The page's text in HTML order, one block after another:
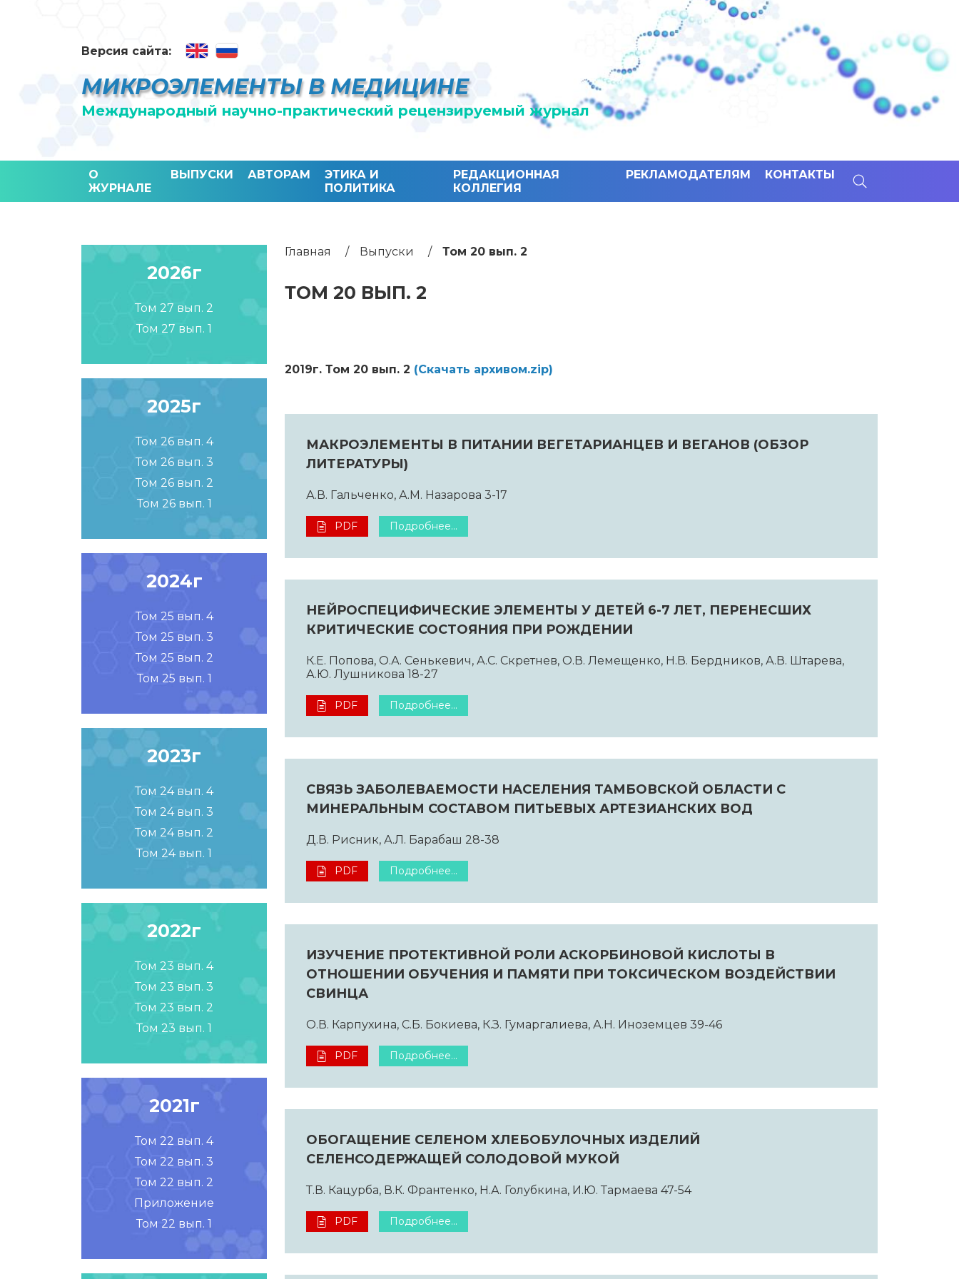
Версия сайта:
МИКРОЭЛЕМЕНТЫ В МЕДИЦИНЕ
Международный научно-практический рецензируемый журнал
О
ЖУРНАЛЕ
ВЫПУСКИ АВТОРАМ
ЭТИКА И
ПОЛИТИКА
РЕДАКЦИОННАЯ
КОЛЛЕГИЯ
РЕКЛАМОДАТЕЛЯМ КОНТАКТЫ
2026г
Том 27 вып. 2
Том 27 вып. 1
2025г
Том 26 вып. 4
Том 26 вып. 3
Том 26 вып. 2
Том 26 вып. 1
2024г
Том 25 вып. 4
Том 25 вып. 3
Том 25 вып. 2
Том 25 вып. 1
2023г
Том 24 вып. 4
Том 24 вып. 3
Том 24 вып. 2
Том 24 вып. 1
2022г
Том 23 вып. 4
Том 23 вып. 3
Том 23 вып. 2
Том 23 вып. 1
2021г
Том 22 вып. 4
Том 22 вып. 3
Том 22 вып. 2
Приложение
Том 22 вып. 1
Главная Выпуски Том 20 вып. 2
ТОМ 20 ВЫП. 2
2019г. Том 20 вып. 2 (Cкачать архивом.zip)
МАКРОЭЛЕМЕНТЫ В ПИТАНИИ ВЕГЕТАРИАНЦЕВ И ВЕГАНОВ (ОБЗОР
ЛИТЕРАТУРЫ)
А.В. Гальченко, А.М. Назарова 3-17
PDF Подробнее...
НЕЙРОСПЕЦИФИЧЕСКИЕ ЭЛЕМЕНТЫ У ДЕТЕЙ 6-7 ЛЕТ, ПЕРЕНЕСШИХ
КРИТИЧЕСКИЕ СОСТОЯНИЯ ПРИ РОЖДЕНИИ
К.Е. Попова, О.А. Сенькевич, А.С. Скретнев, О.В. Лемещенко, Н.В. Бердников, А.В. Штарева,
А.Ю. Лушникова 18-27
PDF Подробнее...
СВЯЗЬ ЗАБОЛЕВАЕМОСТИ НАСЕЛЕНИЯ ТАМБОВСКОЙ ОБЛАСТИ С
МИНЕРАЛЬНЫМ СОСТАВОМ ПИТЬЕВЫХ АРТЕЗИАНСКИХ ВОД
Д.В. Рисник, А.Л. Барабаш 28-38
PDF Подробнее...
ИЗУЧЕНИЕ ПРОТЕКТИВНОЙ РОЛИ АСКОРБИНОВОЙ КИСЛОТЫ В
ОТНОШЕНИИ ОБУЧЕНИЯ И ПАМЯТИ ПРИ ТОКСИЧЕСКОМ ВОЗДЕЙСТВИИ
СВИНЦА
О.В. Карпухина, С.Б. Бокиева, К.З. Гумаргалиева, А.Н. Иноземцев 39-46
PDF Подробнее...
ОБОГАЩЕНИЕ СЕЛЕНОМ ХЛЕБОБУЛОЧНЫХ ИЗДЕЛИЙ
СЕЛЕНСОДЕРЖАЩЕЙ СОЛОДОВОЙ МУКОЙ
Т.В. Кацурба, В.К. Франтенко, Н.А. Голубкина, И.Ю. Тармаева 47-54
PDF Подробнее...